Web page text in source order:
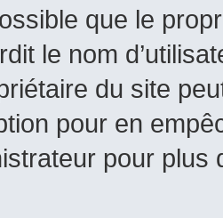
que le
le nom
du site
pour en
pour